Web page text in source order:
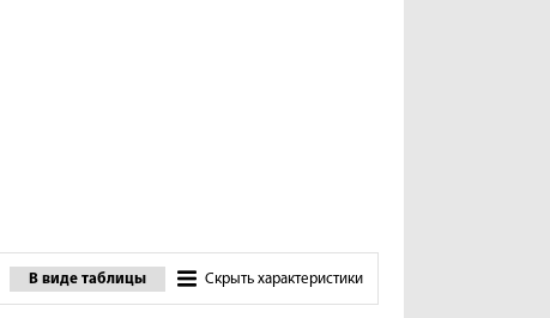
Скрыть характеристики
В виде таблицы